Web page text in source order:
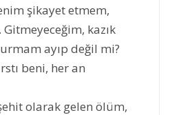
şikayet etmem,
kazık
ayıp değil mi?
beni, her an
olarak gelen ölüm,